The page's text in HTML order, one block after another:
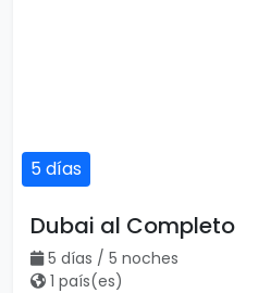
5 días
Dubai al Completo
5 días / 5 noches
1 país(es)